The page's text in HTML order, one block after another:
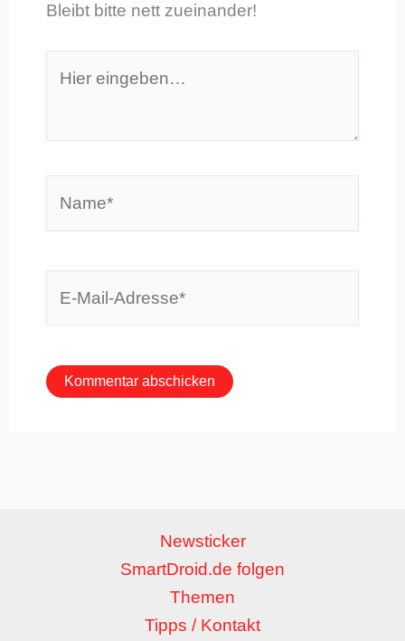
Bleibt bitte nett zueinander!
eingeben…
Newsticker
SmartDroid.de folgen
Themen
Tipps / Kontakt